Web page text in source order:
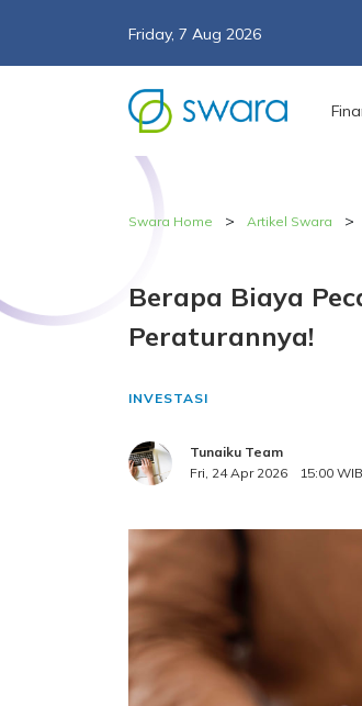
Friday, 7 Aug 2026
Swara Home > Artikel Swara >
Berapa Biaya
Peraturannya!
INVESTASI
Tunaiku Team
Fri, 24 Apr 2026
15:00 WIB